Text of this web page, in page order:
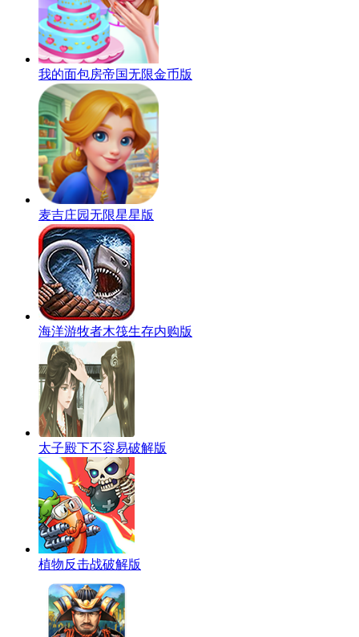
我的面包房帝国无限金币版
麦吉庄园无限星星版
海洋游牧者木筏生存内购版
太子殿下不容易破解版
植物反击战破解版